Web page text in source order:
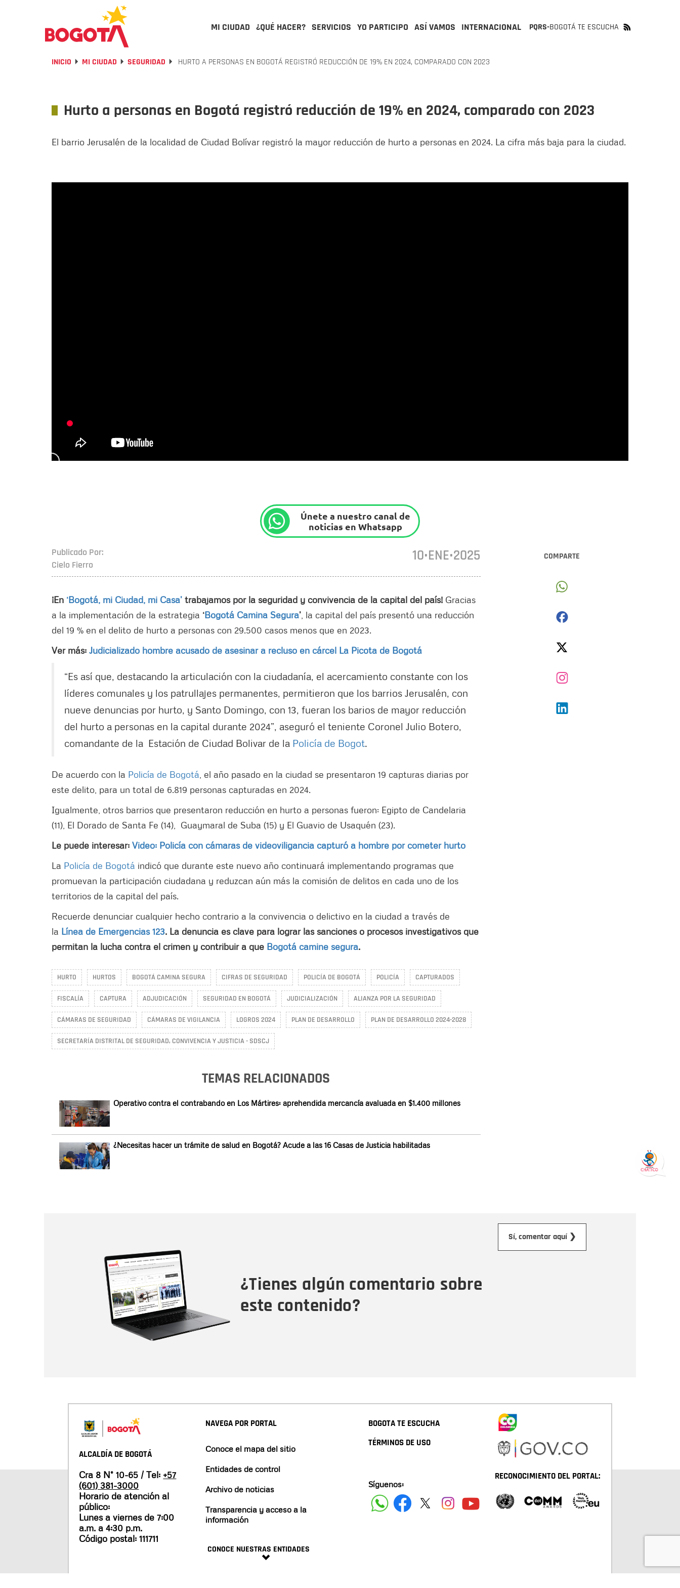
MI CIUDAD ¿QUÉ HACER? SERVICIOS YO PARTICIPO ASÍ VAMOS INTERNACIONAL PQRS-BOGOTÁ TE ESCUCHA
INICIO MI CIUDAD SEGURIDAD HURTO A PERSONAS EN BOGOTÁ REGISTRÓ REDUCCIÓN DE 19% EN 2024, COMPARADO CON 2023
Hurto a personas en Bogotá registró reducción de 19% en 2024, comparado con 2023
El barrio Jerusalén de la localidad de Ciudad Bolívar registró la mayor reducción de hurto a personas en 2024. La cifra más baja para la ciudad.
Únete a nuestro canal de
noticias en Whatsapp
COMPARTE
Publicado Por:
Cielo Fierro
10•ENE•2025
¡En ‘Bogotá, mi Ciudad, mi Casa’ trabajamos por la seguridad y convivencia de la capital del país! Gracias
a la implementación de la estrategia ‘Bogotá Camina Segura’ , la capital del país presentó una reducción
del 19 % en el delito de hurto a personas con 29.500 casos menos que en 2023.
Ver más: Judicializado hombre acusado de asesinar a recluso en cárcel La Picota de Bogotá
“Es así que, destacando la articulación con la ciudadanía, el acercamiento constante con los
líderes comunales y los patrullajes permanentes, permitieron que los barrios Jerusalén, con
nueve denuncias por hurto, y Santo Domingo, con 13, fueran los barios de mayor reducción
del hurto a personas en la capital durante 2024”, aseguró el teniente Coronel Julio Botero,
comandante de la Estación de Ciudad Bolivar de la Policía de Bogot.
De acuerdo con la Policía de Bogotá , el año pasado en la ciudad se presentaron 19 capturas diarias por
este delito, para un total de 6.819 personas capturadas en 2024.
Igualmente, otros barrios que presentaron reducción en hurto a personas fueron: Egipto de Candelaria
(11), El Dorado de Santa Fe (14), Guaymaral de Suba (15) y El Guavio de Usaquén (23).
Le puede interesar: Video: Policía con cámaras de videoviligancia capturó a hombre por cometer hurto
La Policía de Bogotá indicó que durante este nuevo año continuará implementando programas que
promuevan la participación ciudadana y reduzcan aún más la comisión de delitos en cada uno de los
territorios de la capital del país.
Recuerde denunciar cualquier hecho contrario a la convivencia o delictivo en la ciudad a través de
la Línea de Emergencias 123. La denuncia es clave para lograr las sanciones o procesos investigativos que
permitan la lucha contra el crimen y contribuir a que Bogotá camine segura.
HURTO HURTOS BOGOTÁ CAMINA SEGURA CIFRAS DE SEGURIDAD POLICÍA DE BOGOTÁ POLICÍA CAPTURADOS
FISCALÍA CAPTURA ADJUDICACIÓN SEGURIDAD EN BOGOTÁ JUDICIALIZACIÓN ALIANZA POR LA SEGURIDAD
CÁMARAS DE SEGURIDAD CÁMARAS DE VIGILANCIA LOGROS 2024 PLAN DE DESARROLLO PLAN DE DESARROLLO 2024-2028
SECRETARÍA DISTRITAL DE SEGURIDAD, CONVIVENCIA Y JUSTICIA - SDSCJ
TEMAS RELACIONADOS
Operativo contra el contrabando en Los Mártires: aprehendida mercancía avaluada en $1.400 millones
¿Necesitas hacer un trámite de salud en Bogotá? Acude a las 16 Casas de Justicia habilitadas
¿Tienes algún comentario sobre
este contenido?
Sí, comentar aquí ❯
ALCALDÍA DE BOGOTÁ
Cra 8 N° 10-65 / Tel: +57
(601) 381-3000
Horario de atención al
público:
Lunes a viernes de 7:00
a.m. a 4:30 p.m.
Código postal: 111711
NAVEGA POR PORTAL
Conoce el mapa del sitio
Entidades de control
Archivo de noticias
Transparencia y acceso a la
información
CONOCE NUESTRAS ENTIDADES
BOGOTA TE ESCUCHA
TÉRMINOS DE USO
Síguenos:
RECONOCIMIENTO DEL PORTAL: